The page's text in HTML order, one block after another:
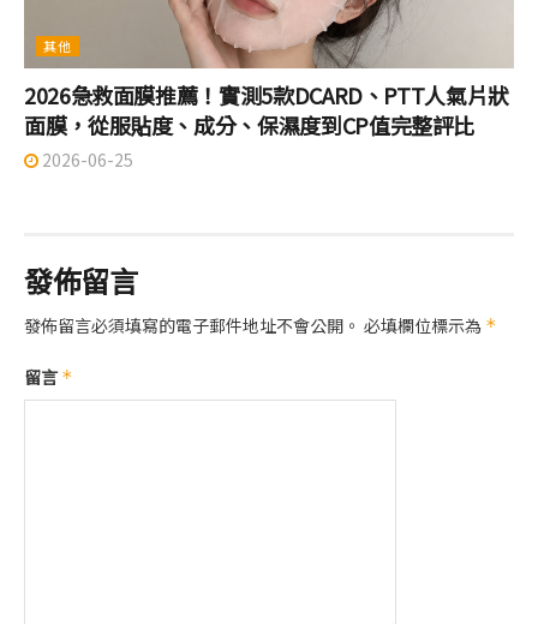
其他
2026急救面膜推薦！實測5款DCARD、PTT人氣片狀
面膜，從服貼度、成分、保濕度到CP值完整評比
2026-06-25
發佈留言
發佈留言必須填寫的電子郵件地址不會公開。 必填欄位標示為 *
留言*